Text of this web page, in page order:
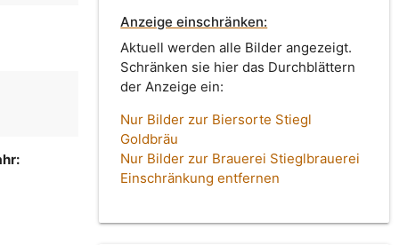
Anzeige einschränken:
Aktuell werden alle Bilder angezeigt.
Schränken sie hier das Durchblättern
der Anzeige ein:
Nur Bilder zur Biersorte Stiegl
Goldbräu
Nur Bilder zur Brauerei Stieglbrauerei
Einschränkung entfernen